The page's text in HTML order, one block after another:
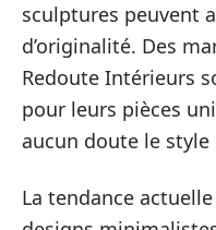
sculptures peuvent
d’originalité. Des
Redoute Intérieurs
pour leurs pièces
aucun doute le style
La tendance